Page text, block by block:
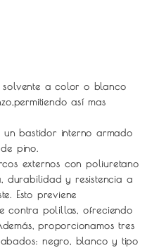
solvente a color o blanco
así mas
un bastidor interno armado
pino.
externos con poliuretano
durabilidad y resistencia a
Esto previene
contra polillas, ofreciendo
proporcionamos tres
negro, blanco y tipo